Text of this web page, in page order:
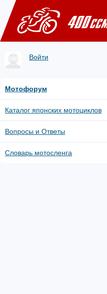
Войти
Мотофорум
Каталог японских мотоциклов
Вопросы и Ответы
Словарь мотосленга